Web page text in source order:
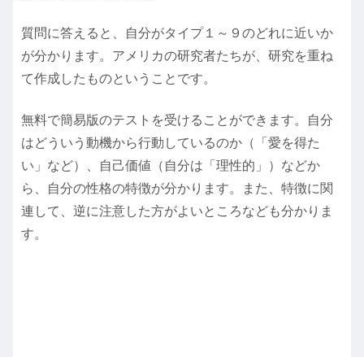
質問に答えると、自分がタイプ１～９のどれに近いか
が分かります。アメリカの研究者たちが、研究を重ね
て作成したものということです。
無料で簡易版のテストを受けることができます。自分
はどういう動機から行動しているのか（「愛を得た
い」など）、自己価値（自分は「理性的」）などか
ら、自分の性格の特徴が分かります。また、特徴に関
連して、逆に注意した方がよいところなども分かりま
す。